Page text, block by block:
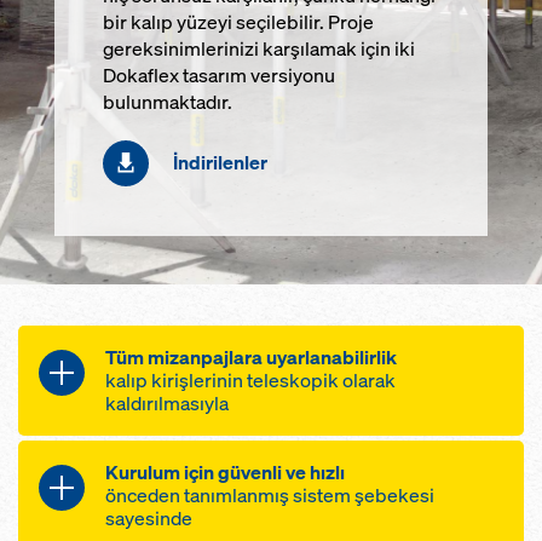
bir kalıp yüzeyi seçilebilir. Proje
gereksinimlerinizi karşılamak için iki
Dokaflex tasarım versiyonu
bulunmaktadır.
İndirilenler
Tüm mizanpajlara uyarlanabilirlik
kalıp kirişlerinin teleskopik olarak
kaldırılmasıyla
dik kirişler ve döşeme uzantıları,
'sistem içinde' kolayca çözülebilir
kolon ve duvarlara mükemmel
Kurulum için güvenli ve hızlı
önceden tanımlanmış sistem şebekesi
sayesinde